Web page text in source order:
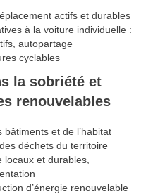
actifs et durables
à la voiture individuelle :
autopartage
cyclables
la sobriété et
renouvelables
et de l’habitat
déchets du territoire
et durables,
d’énergie renouvelable